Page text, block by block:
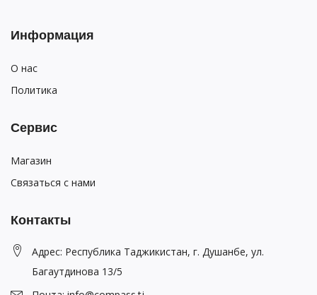
Информация
О нас
Политика
Сервис
Магазин
Связаться с нами
Контакты
Адрес: Республика Таджикистан, г. Душанбе, ул.
Багаутдинова 13/5